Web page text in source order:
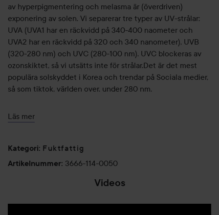
av hyperpigmentering och melasma är (överdriven)
exponering av solen. Vi separerar tre typer av UV-strålar:
UVA (UVA1 har en räckvidd på 340-400 naometer och
UVA2 har en räckvidd på 320 och 340 nanometer), UVB
(320-280 nm) och UVC (280-100 nm). UVC blockeras av
ozonskiktet, så vi utsätts inte för strålar.Det är det mest
populära solskyddet i Korea och trendar på Sociala medier,
så som tiktok, världen over. under 280 nm.
Användning:
1. Applicera tillräcklig mängd i det sista steget av
2.Applicera 30 minuter innan du går ut i solen.
3. Applicera igen varannan timme för det perfekta
Läs mer
Kategori: Fuktfattig
Artikelnummer: 3666-114-0050
Videos